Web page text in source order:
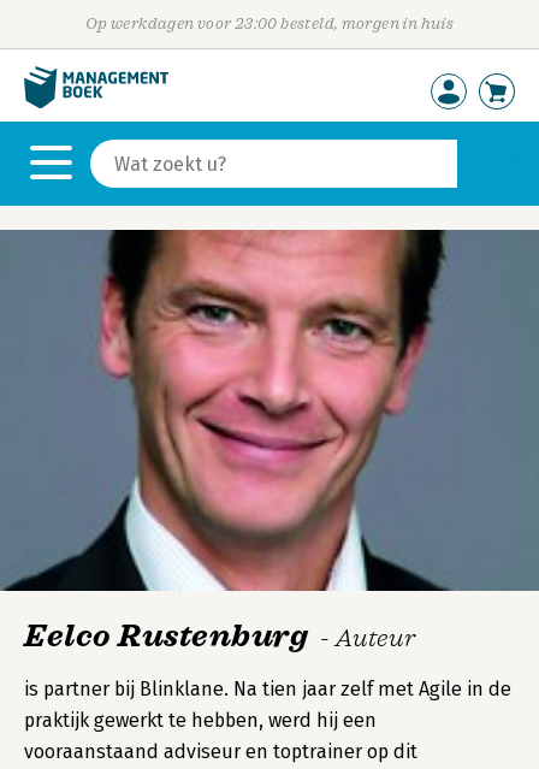
Op werkdagen voor 23:00 besteld, morgen in huis
Eelco Rustenburg - Auteur
is partner bij Blinklane. Na tien jaar zelf met Agile in de
praktijk gewerkt te hebben, werd hij een
vooraanstaand adviseur en toptrainer op dit